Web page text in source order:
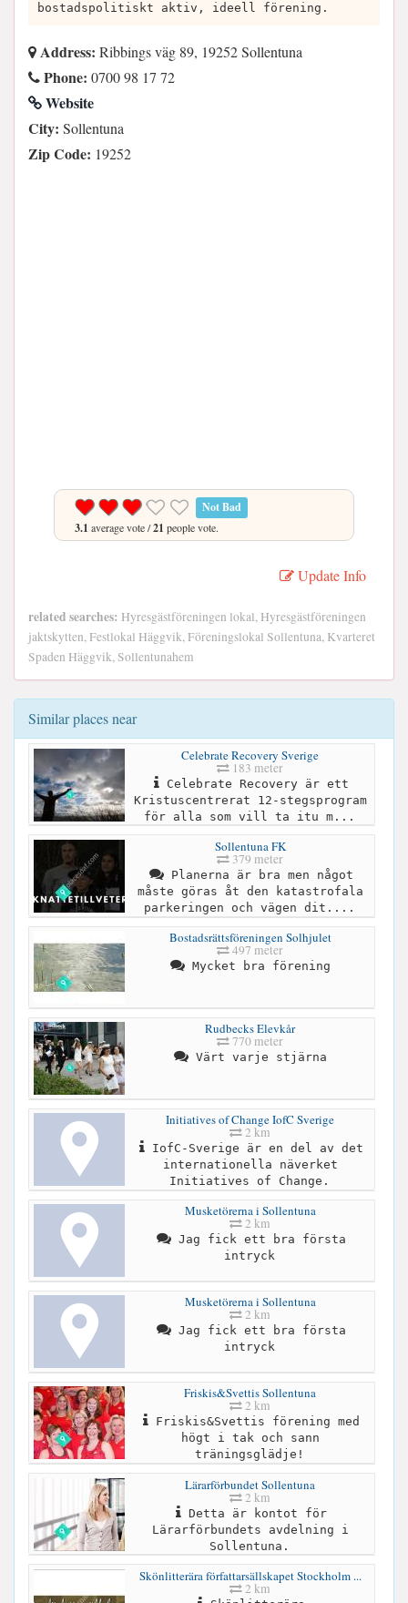
bostadspolitiskt aktiv, ideell förening.
Address: Ribbings väg 89, 19252 Sollentuna
Phone: 0700 98 17 72
Website
City: Sollentuna
Zip Code: 19252
Not Bad
3.1 average vote /21 people vote.
Update Info
related searches: Hyresgästföreningen lokal, Hyresgästföreningen
jaktskytten, Festlokal Häggvik, Föreningslokal Sollentuna, Kvarteret
Spaden Häggvik, Sollentunahem
Similar places near
Celebrate Recovery Sverige
183 meter
Celebrate Recovery är ett
Kristuscentrerat 12-stegsprogram
för alla som vill ta itu m...
Sollentuna FK
379 meter
Planerna är bra men något
måste göras åt den katastrofala
parkeringen och vägen dit....
Bostadsrättsföreningen Solhjulet
497 meter
Mycket bra förening
Rudbecks Elevkår
770 meter
Värt varje stjärna
Initiatives of Change IofC Sverige
2 km
IofC-Sverige är en del av det
internationella näverket
Initiatives of Change.
Musketörerna i Sollentuna
2 km
Jag fick ett bra första
intryck
Musketörerna i Sollentuna
2 km
Jag fick ett bra första
intryck
Friskis&Svettis Sollentuna
2 km
Friskis&Svettis förening med
högt i tak och sann
träningsglädje!
Lärarförbundet Sollentuna
2 km
Detta är kontot för
Lärarförbundets avdelning i
Sollentuna.
Skönlitterära författarsällskapet Stockholm ...
2 km